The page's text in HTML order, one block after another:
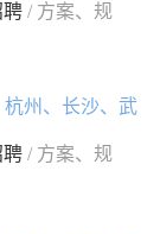
聘/ 方案、规
杭州、长沙、武
聘/ 方案、规